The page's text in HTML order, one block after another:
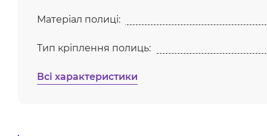
Матеріал полиці:
Тип кріплення полиць:
Всі характеристики